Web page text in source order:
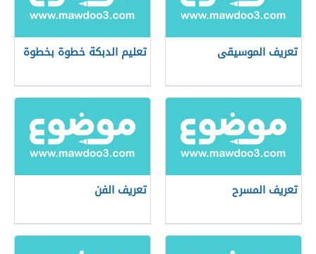
تعريف الموسيقى تعليم الدبكة خطوة بخطوة
تعريف المسرح تعريف الفن